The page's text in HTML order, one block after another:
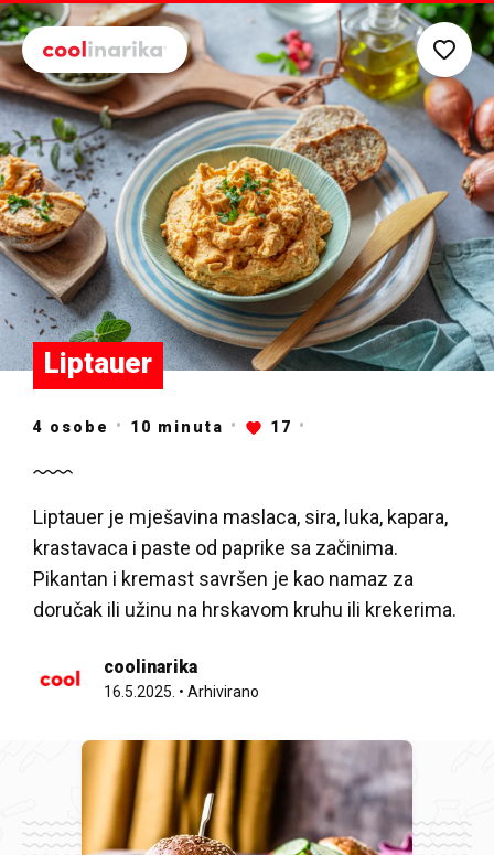
Preskoči na glavni sadržaj
Liptauer
4 osobe 10 minuta 17
Liptauer je mješavina maslaca, sira, luka, kapara,
krastavaca i paste od paprike sa začinima.
Pikantan i kremast savršen je kao namaz za
doručak ili užinu na hrskavom kruhu ili krekerima.
coolinarika
16.5.2025. • Arhivirano